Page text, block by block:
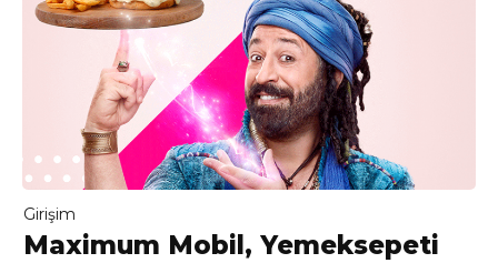
Girişim
Maximum Mobil, Yemeksepeti